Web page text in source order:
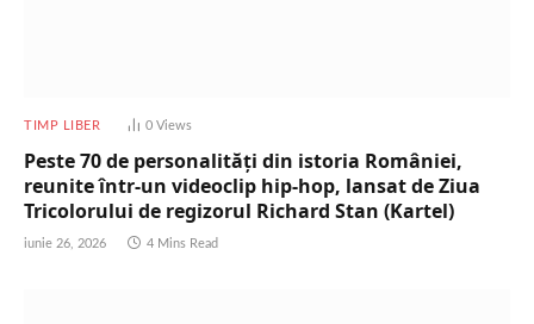
TIMP LIBER 0 Views
Peste 70 de personalități din istoria României,
reunite într-un videoclip hip-hop, lansat de Ziua
Tricolorului de regizorul Richard Stan (Kartel)
iunie 26, 2026 4 Mins Read